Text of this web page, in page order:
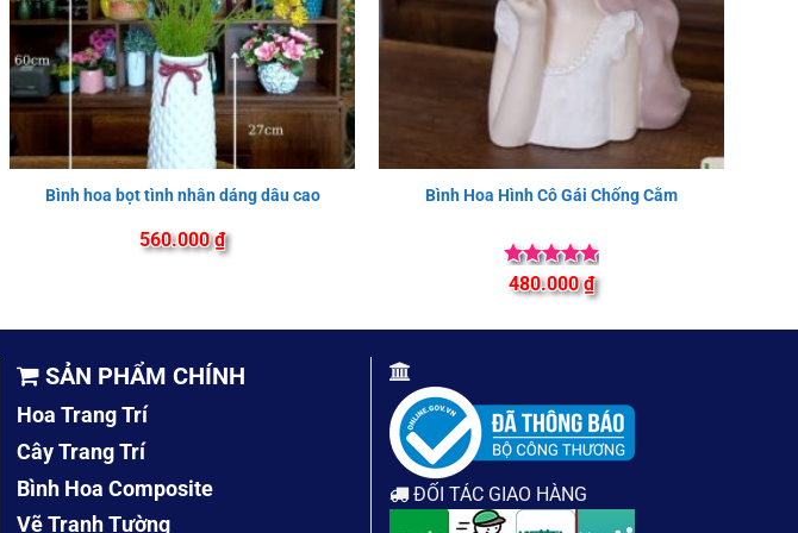
₫
Bình hoa bọt tình nhân dáng dâu cao
560.000₫
Bình Hoa Hình Cô Gái Chống Cằm
Được xếp
hạng55
480.000₫
SẢN PHẨM CHÍNH
Hoa Trang Trí
Cây Trang Trí
Bình Hoa Composite
Vẽ Tranh Tường
ĐỐI TÁC GIAO HÀNG